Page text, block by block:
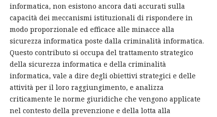
informatica, non esistono ancora dati accurati sulla
capacità dei meccanismi istituzionali di rispondere in
modo proporzionale ed efficace alle minacce alla
sicurezza informatica poste dalla criminalità informatica.
Questo contributo si occupa del trattamento strategico
della sicurezza informatica e della criminalità
informatica, vale a dire degli obiettivi strategici e delle
attività per il loro raggiungimento, e analizza
criticamente le norme giuridiche che vengono applicate
nel contesto della prevenzione e della lotta alla